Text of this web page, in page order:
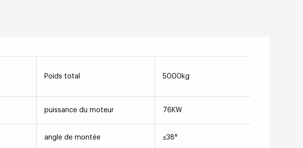
Poids total 5000kg
puissance du moteur 76KW
angle de montée ≤38°